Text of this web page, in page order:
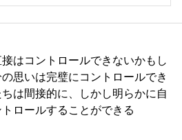
はコントロールできないかもし
思いは完璧にコントロールでき
は間接的に、しかし明らかに自
ロールすることができる